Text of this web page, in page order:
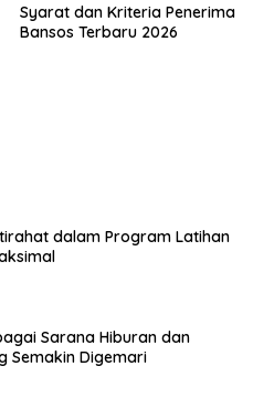
Syarat dan Kriteria Penerima
Bansos Terbaru 2026
dalam Program Latihan
Sarana Hiburan dan
Semakin Digemari